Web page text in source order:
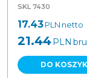
SKL 7430
17.43PLN netto
21.44PLN
DO